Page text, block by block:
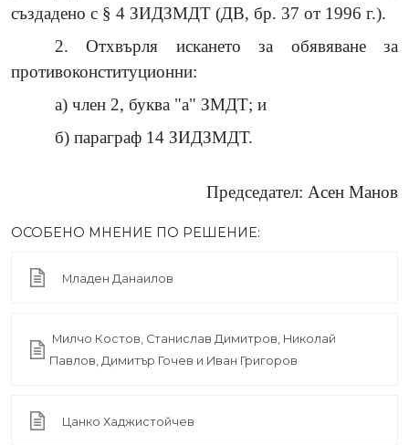
създадено с § 4 ЗИДЗМДТ (ДВ, бр. 37 от 1996 г.).
2. Отхвърля искането за обявяване за
противоконституционни:
а) член 2, буква "а" ЗМДТ; и
б) параграф 14 ЗИДЗМДТ.
Председател: Асен Манов
ОСОБЕНО МНЕНИЕ ПО РЕШЕНИЕ:
Младен Данаилов
Милчо Костов, Станислав Димитров, Николай
Павлов, Димитър Гочев и Иван Григоров
Цанко Хаджистойчев